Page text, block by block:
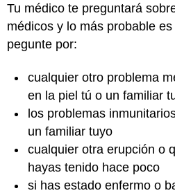
Tu médico te preguntará
médicos y lo más probable
pegunte por:
cualquier otro problema
en la piel tú o un familiar
los problemas
un familiar tuyo
cualquier otra erupción o
hayas tenido hace poco
si has estado enfermo o